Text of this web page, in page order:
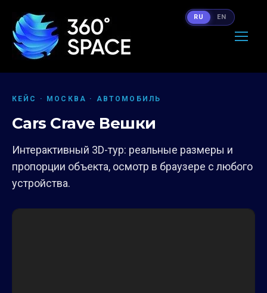
КЕЙС · МОСКВА · АВТОМОБИЛЬ
Cars Crave Вешки
Интерактивный 3D-тур: реальные размеры и
пропорции объекта, осмотр в браузере с любого
устройства.
RU EN